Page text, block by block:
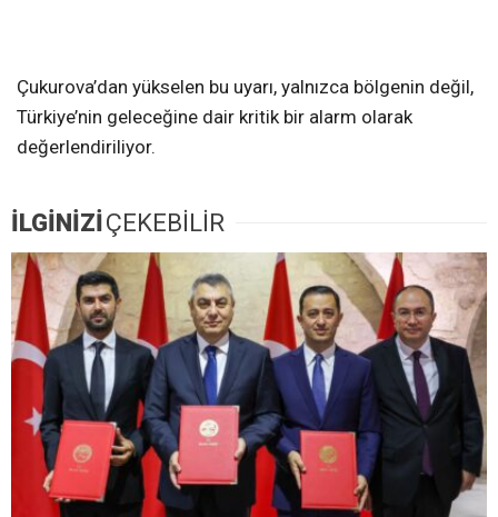
Çukurova’dan yükselen bu uyarı, yalnızca bölgenin değil,
Türkiye’nin geleceğine dair kritik bir alarm olarak
değerlendiriliyor.
İLGİNİZİÇEKEBİLİR